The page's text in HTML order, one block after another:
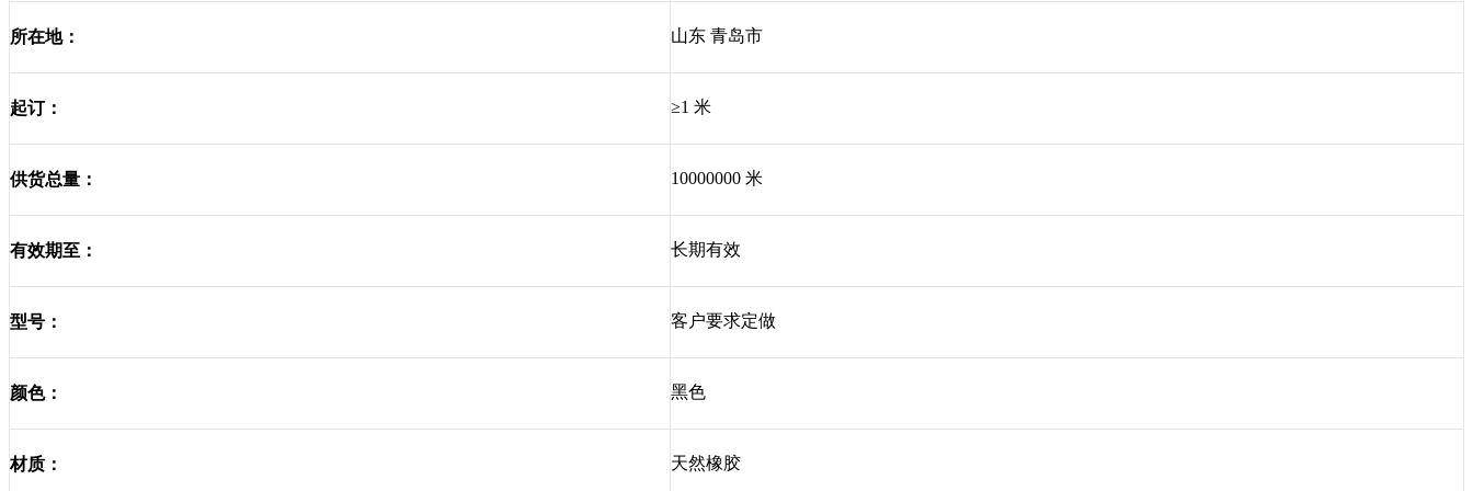
所在地： 山东 青岛市
起订： ≥1 米
供货总量： 10000000 米
有效期至： 长期有效
型号： 客户要求定做
颜色： 黑色
材质： 天然橡胶